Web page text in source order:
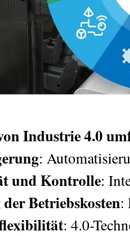
Industrie 4.0
:
und Kontrolle:
Betriebskosten:
: 4.0-